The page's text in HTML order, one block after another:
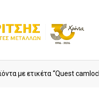
με ετικέτα “Quest